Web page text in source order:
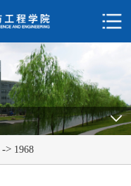
-> 1968